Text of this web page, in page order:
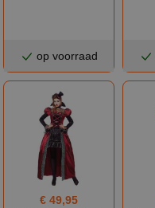
op voorraad
€ 49,95